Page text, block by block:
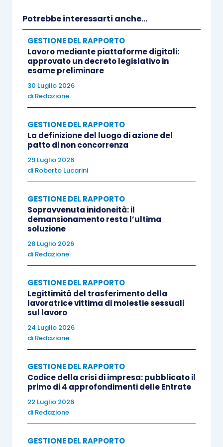
gli utenti che operano attraverso sistemi di
interoperabilità e cooperazione applicativa. In
questo caso, l’INAIL rinvia alla documentazione
disponibile nel Catalogo Servizi per
l’Interoperabilità e la Cooperazione Applicativa,
Certificato Medico di Infortunio. Le verifiche
dovranno, quindi, interessare le sezioni relative
alle specifiche del servizio e alle risorse tecniche
necessarie per garantire la corretta integrazione
con i sistemi informatici già in uso.
Potrebbe interessarti anche...
GESTIONE DEL RAPPORTO
Lavoro mediante piattaforme digitali:
approvato un decreto legislativo in
esame preliminare
30 Luglio 2026
di Redazione
GESTIONE DEL RAPPORTO
La definizione del luogo di azione del
patto di non concorrenza
29 Luglio 2026
di Roberto Lucarini
GESTIONE DEL RAPPORTO
Sopravvenuta inidoneità: il
demansionamento resta l’ultima
soluzione
28 Luglio 2026
di Redazione
GESTIONE DEL RAPPORTO
Legittimità del trasferimento della
lavoratrice vittima di molestie sessuali
sul lavoro
24 Luglio 2026
di Redazione
GESTIONE DEL RAPPORTO
Codice della crisi di impresa: pubblicato il
primo di 4 approfondimenti delle Entrate
22 Luglio 2026
di Redazione
GESTIONE DEL RAPPORTO